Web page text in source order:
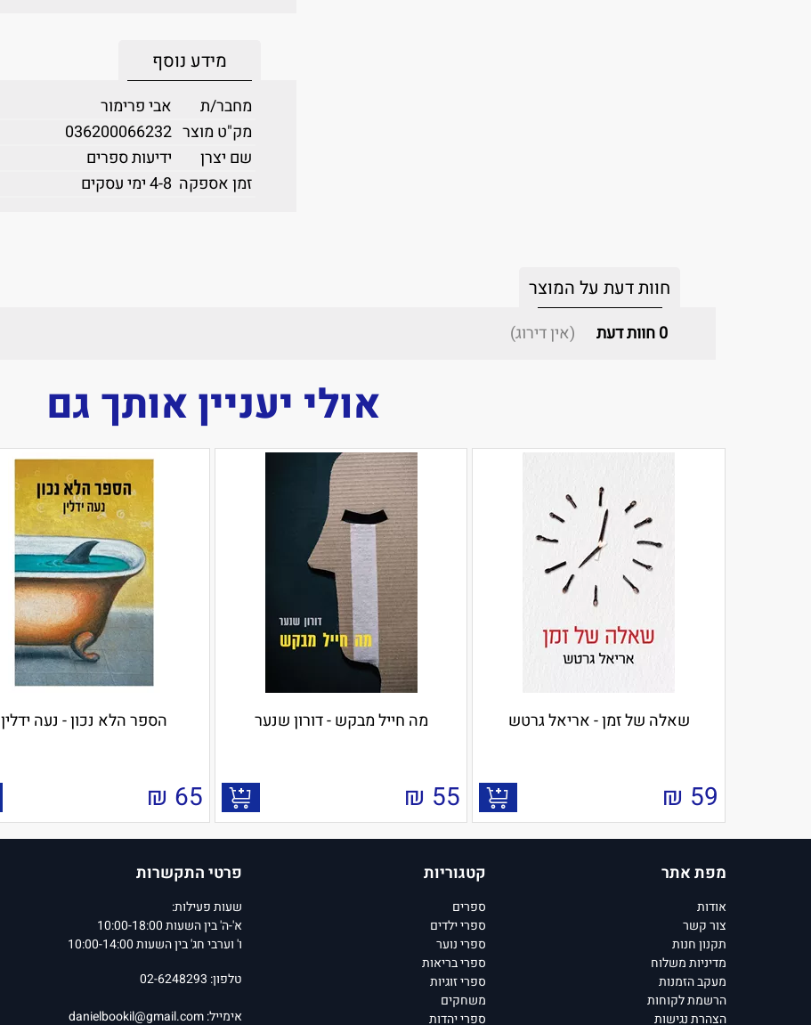
מידע נוסף
מחבר/ת
אבי פרימור
מק"ט מוצר 036200066232
שם יצרן
ידיעות ספרים
זמן אספקה 4-8 ימי עסקים
חוות דעת על המוצר
0חוות דעת (אין דירוג)
אולי יעניין אותך גם
שאלה של זמן - אריאל גרטש
59
₪
מה חייל מבקש - דורון שנער
55
₪
הספר הלא נכון - נעה ידלין
65
₪
מפת אתר
אודות
צור קשר
תקנון חנות
מדיניות משלוח
מעקב הזמנות
הרשמת לקוחות
הצהרת נגישות
קטגוריות
ספרים
ספרי ילדים
ספרי נוער
ספרי בריאות
ספרי זוגיות
משחקים
ספרי יהדות
פרטי התקשרות
שעות פעילות:
א'-ה' בין השעות 10:00-18:00
ו' וערבי חג' בין השעות 10:00-14:00
טלפון: 02-6248293
אימייל:danielbookil@gmail.com